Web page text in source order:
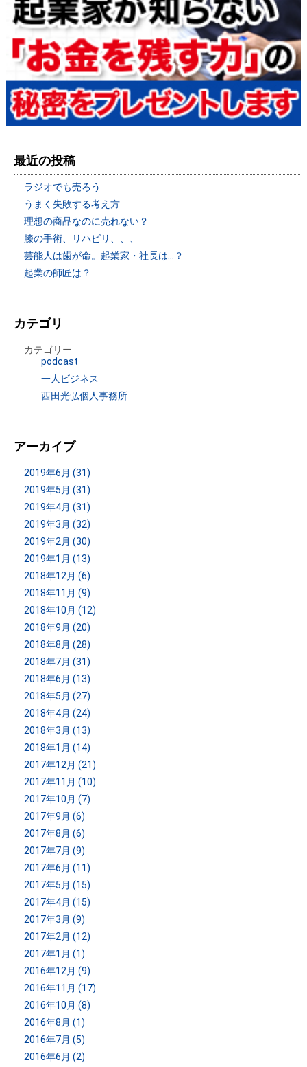
最近の投稿
ラジオでも売ろう
うまく失敗する考え方
理想の商品なのに売れない？
膝の手術、リハビリ、、、
芸能人は歯が命。起業家・社長は…？
起業の師匠は？
カテゴリ
カテゴリー
podcast
一人ビジネス
西田光弘個人事務所
アーカイブ
2019年6月 (31)
2019年5月 (31)
2019年4月 (31)
2019年3月 (32)
2019年2月 (30)
2019年1月 (13)
2018年12月 (6)
2018年11月 (9)
2018年10月 (12)
2018年9月 (20)
2018年8月 (28)
2018年7月 (31)
2018年6月 (13)
2018年5月 (27)
2018年4月 (24)
2018年3月 (13)
2018年1月 (14)
2017年12月 (21)
2017年11月 (10)
2017年10月 (7)
2017年9月 (6)
2017年8月 (6)
2017年7月 (9)
2017年6月 (11)
2017年5月 (15)
2017年4月 (15)
2017年3月 (9)
2017年2月 (12)
2017年1月 (1)
2016年12月 (9)
2016年11月 (17)
2016年10月 (8)
2016年8月 (1)
2016年7月 (5)
2016年6月 (2)